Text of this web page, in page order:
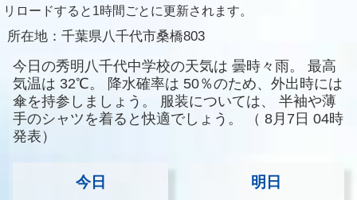
リロードすると1時間ごとに更新されます。
所在地： 千葉県八千代市桑橋803
今日の秀明八千代中学校の天気は 曇時々雨。
最高
気温は 32℃。 降水確率は 50％のため、外出時には
傘を持参しましょう。
服装については、
半袖や薄
手のシャツを着ると快適でしょう。
（ 8月7日 04時
発表）
今日 明日